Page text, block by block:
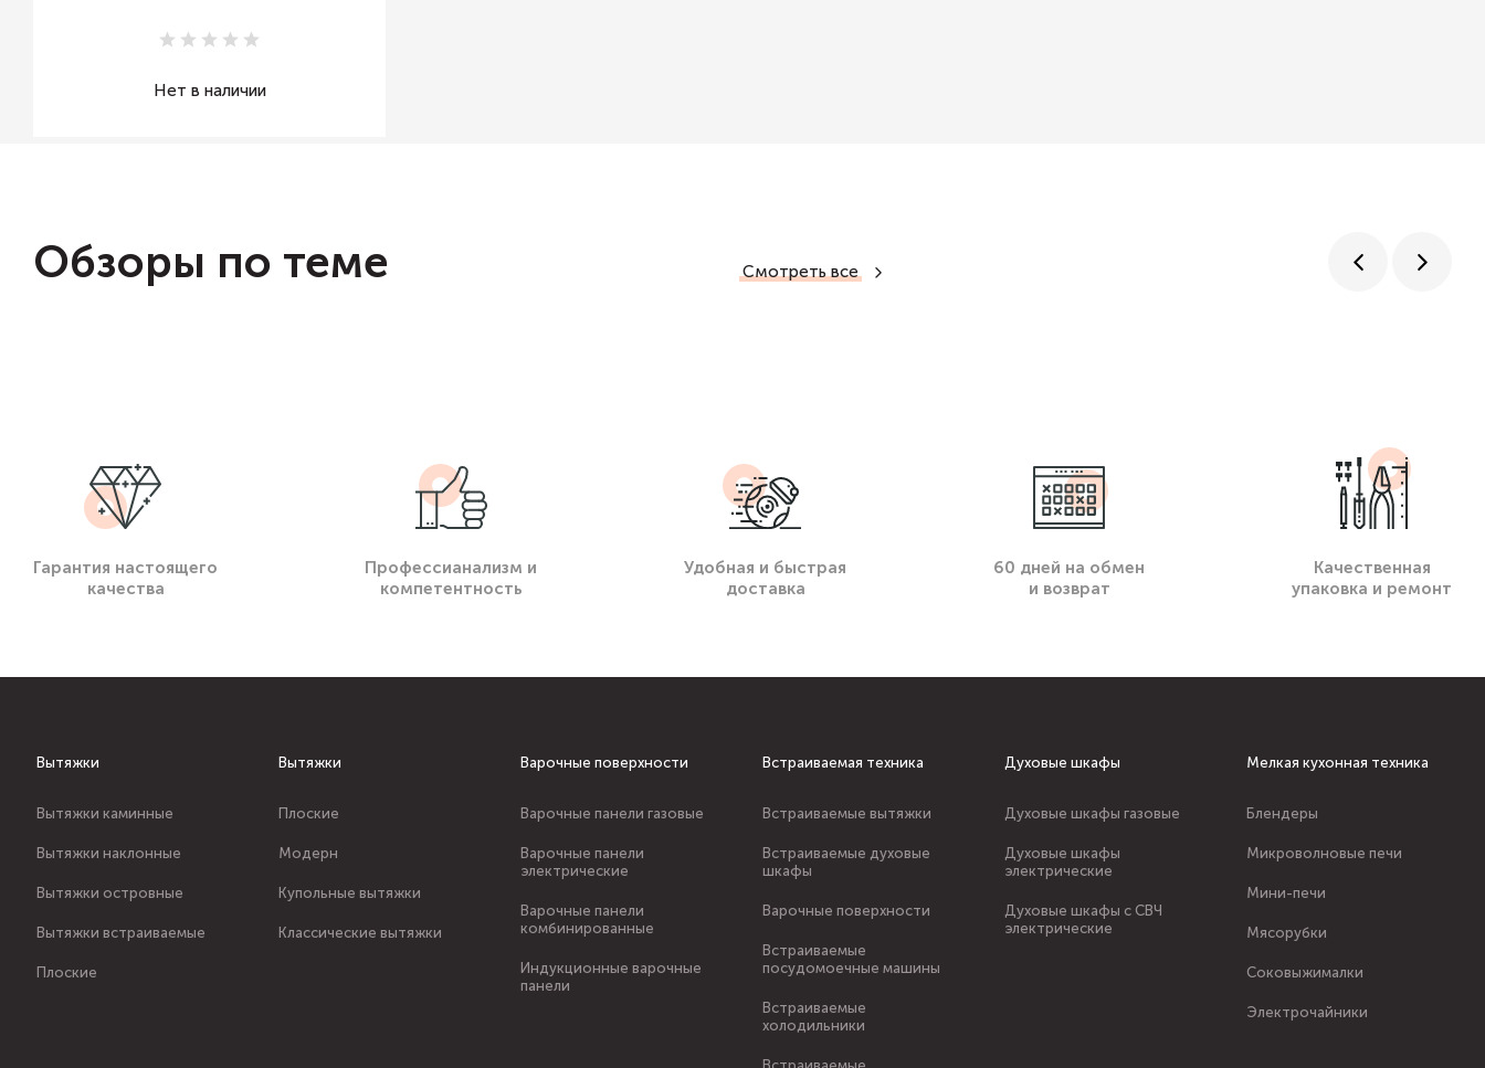
Нет в наличии
Обзоры по теме Смотреть все
Гарантия настоящего
качества
Профессианализм и
компетентность
Удобная и быстрая
доставка
60 дней на обмен
и возврат
Качественная
упаковка и ремонт
Вытяжки
Вытяжки каминные
Вытяжки наклонные
Вытяжки островные
Вытяжки встраиваемые
Плоские
Вытяжки
Плоские
Модерн
Купольные вытяжки
Классические вытяжки
Варочные поверхности
Варочные панели газовые
Варочные панели
электрические
Варочные панели
комбинированные
Индукционные варочные
панели
Встраиваемая техника
Встраиваемые вытяжки
Встраиваемые духовые
шкафы
Варочные поверхности
Встраиваемые
посудомоечные машины
Встраиваемые
холодильники
Духовые шкафы
Духовые шкафы газовые
Духовые шкафы
электрические
Духовые шкафы с СВЧ
электрические
Мелкая кухонная техника
Блендеры
Микроволновые печи
Мини-печи
Мясорубки
Соковыжималки
Электрочайники